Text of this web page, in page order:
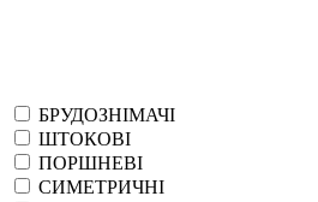
БРУДОЗНІМАЧІ
ШТОКОВІ
ПОРШНЕВІ
СИМЕТРИЧНІ